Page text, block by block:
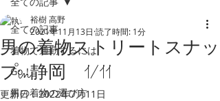
全ての記事
着物で通勤するには
Go！
男の着物の選び方
男の着物ストリートスナッ
プin静岡 1/11
裕樹 高野
2021年11月13日 読了時間: 1分
更新日：2022年7月11日